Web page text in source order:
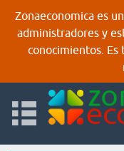
Zonaeconomica es
administradores y
conocimientos.